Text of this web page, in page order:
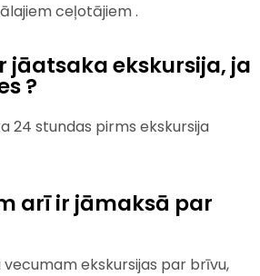
ceļotājiem .
jāatsaka ekskursija, ja
?
24 stundas pirms ekskursija
arī ir jāmaksā par
vecumam ekskursijas par brīvu,